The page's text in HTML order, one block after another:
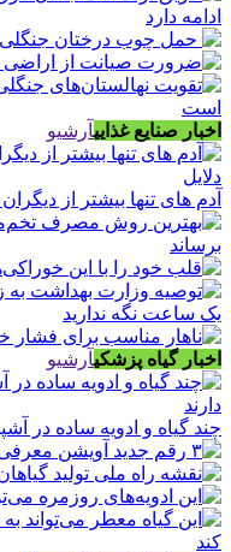
اخبار صنایع غذاییآرشیو
آدم های تنها بیشتر از
اخبار گیاه پزشکیآرشیو
چند گیاه و ادویه ساده در